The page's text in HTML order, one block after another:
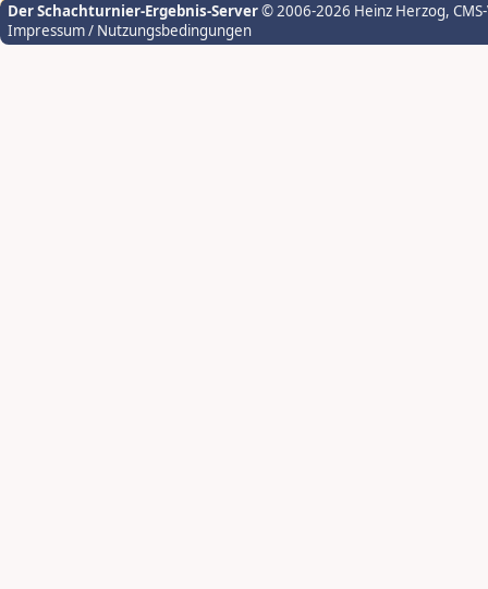
Der Schachturnier-Ergebnis-Server© 2006-2026 Heinz Herzog,
Impressum / Nutzungsbedingungen